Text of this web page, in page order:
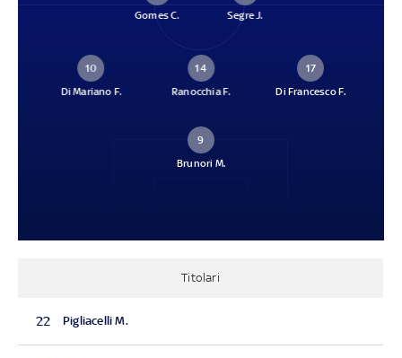
Gomes C.
Segre J.
10
Di Mariano F.
14
Ranocchia F.
17
Di Francesco F.
9
Brunori M.
Titolari
22 Pigliacelli M.